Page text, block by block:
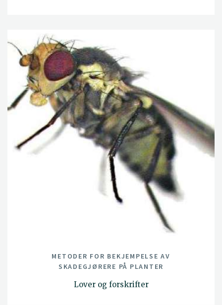
METODER FOR BEKJEMPELSE AV
SKADEGJØRERE PÅ PLANTER
Lover og forskrifter